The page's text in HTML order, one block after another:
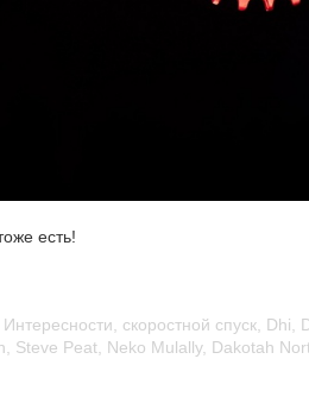
есть!
Интересности скоростной спуск Dhi
Steve Peat Neko Mulally, Dakotah